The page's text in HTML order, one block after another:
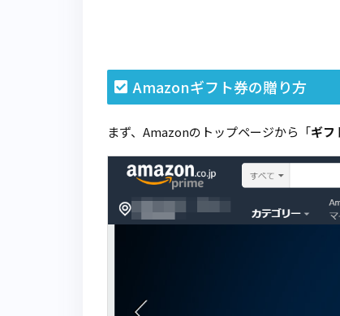
Amazonギフト券の贈り方
まず、Amazonのトップページから「ギフ